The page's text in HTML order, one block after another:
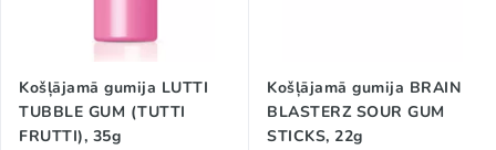
Košļājamā gumija LUTTI
TUBBLE GUM (TUTTI
FRUTTI), 35g
Košļājamā gumija BRAIN
BLASTERZ SOUR GUM
STICKS, 22g